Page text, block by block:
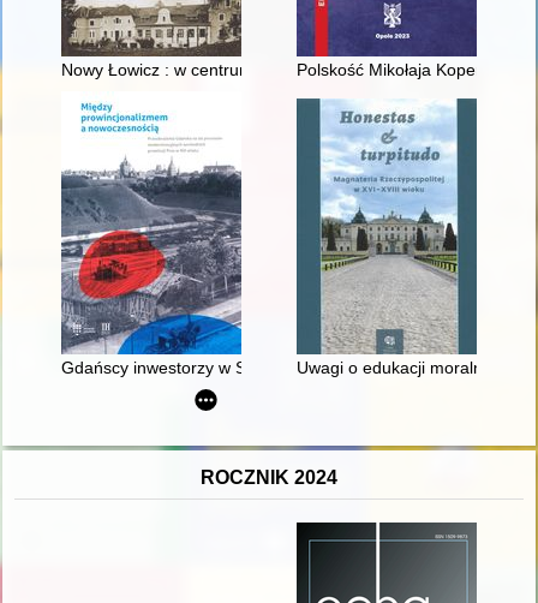
Nowy Łowicz : w centrum poligonu drawskiego od
Polskość Mikołaja Kopernika z
Gdańscy inwestorzy w Sopocie : prestiż finansowy i
Uwagi o edukacji moralnej
ROCZNIK 2024